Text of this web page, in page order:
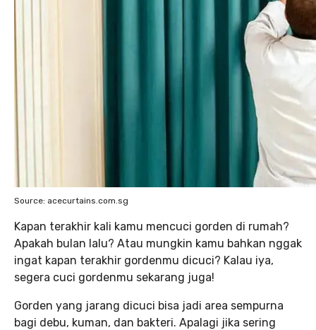
Source: acecurtains.com.sg
Kapan terakhir kali kamu mencuci gorden di rumah?
Apakah bulan lalu? Atau mungkin kamu bahkan nggak
ingat kapan terakhir gordenmu dicuci? Kalau iya,
segera cuci gordenmu sekarang juga!
Gorden yang jarang dicuci bisa jadi area sempurna
bagi debu, kuman, dan bakteri. Apalagi jika sering